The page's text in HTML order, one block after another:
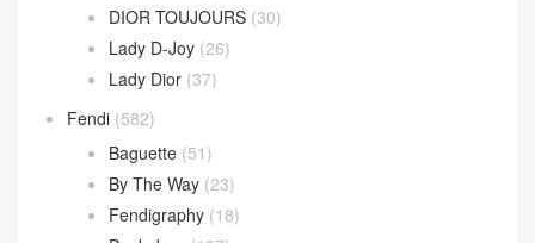
DIOR TOUJOURS (30)
Lady D-Joy (26)
Lady Dior (37)
Fendi (582)
Baguette (51)
By The Way (23)
Fendigraphy (18)